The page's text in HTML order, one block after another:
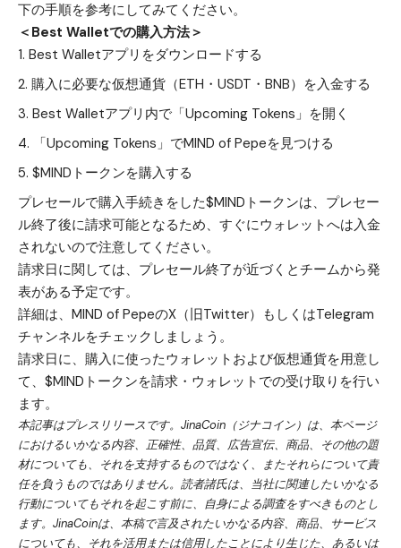
下の手順を参考にしてみてください。
＜Best Walletでの購入方法＞
Best Walletアプリ をダウンロードする
購入に必要な仮想通貨（ETH・USDT・BNB）を入金する
Best Walletアプリ内で「Upcoming Tokens」を開く
「Upcoming Tokens」でMIND of Pepeを見つける
$MINDトークンを購入する
プレセールで購入手続きをした$MINDトークンは、プレセー
ル終了後に請求可能となるため、すぐにウォレットへは入金
されないので注意してください。
請求日に関しては、プレセール終了が近づくとチームから発
表がある予定です。
詳細は、MIND of PepeのX（旧Twitter） もしくはTelegram
チャンネルをチェックしましょう。
請求日に、購入に使ったウォレットおよび仮想通貨を用意し
て、$MINDトークンを請求・ウォレットでの受け取りを行い
ます。
本記事はプレスリリースです。JinaCoin（ジナコイン）は、本ページ
におけるいかなる内容、正確性、品質、広告宣伝、商品、その他の題
材についても、それを支持するものではなく、またそれらについて責
任を負うものではありません。読者諸氏は、当社に関連したいかなる
行動についてもそれを起こす前に、自身による調査をすべきものとし
ます。JinaCoinは、本稿で言及されたいかなる内容、商品、サービス
についても、それを活用または信用したことにより生じた、あるいは